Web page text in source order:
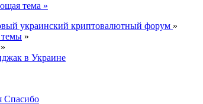
тема »
украинский криптовалютный форум »
»
»
в Украине
Спасибо